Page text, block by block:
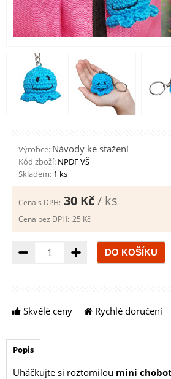
Výrobce: Návody ke stažení
Kód zboží: NPDF VŠ
Skladem: 1 ks
Cena s DPH: 30 Kč/ ks
Cena bez DPH: 25 Kč
Množství
Skvělé ceny Rychlé doručení
Popis
Uháčkujte si roztomilou mini